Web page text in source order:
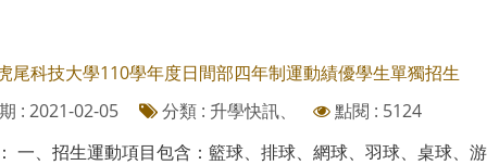
尾科技大學110學年度日間部四年制運動績優學生單獨招生
: 2021-02-05
分類 : 升學快訊、
點閱 : 5124
一、招生運動項目包含：籃球、排球、網球、羽球、桌球、